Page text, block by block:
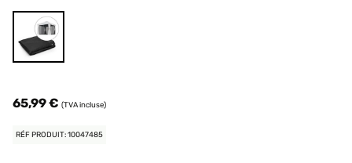
65,99 € (TVA incluse)
RÉF PRODUIT: 10047485